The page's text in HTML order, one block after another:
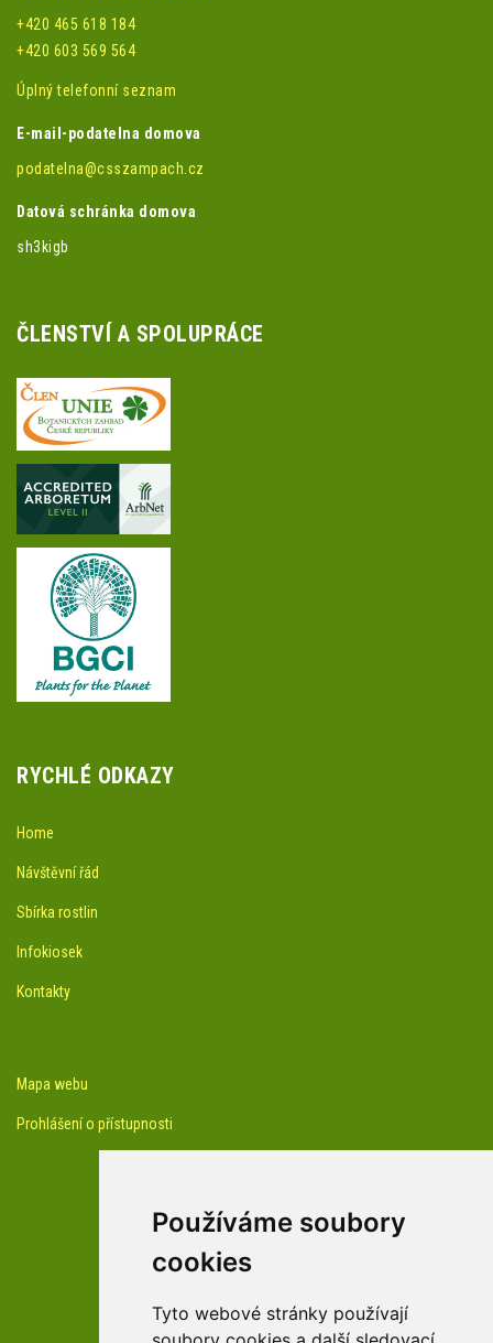
Používáme soubory
cookies
Tyto webové stránky používají
+420 465 618 184
+420 603 569 564
Úplný telefonní seznam
E-mail-podatelna domova
podatelna@csszampach.cz
Datová schránka domova
sh3kigb
ČLENSTVÍ A SPOLUPRÁCE
RYCHLÉ ODKAZY
Home
Návštěvní řád
Sbírka rostlin
Infokiosek
Kontakty
Mapa webu
Prohlášení o přístupnosti